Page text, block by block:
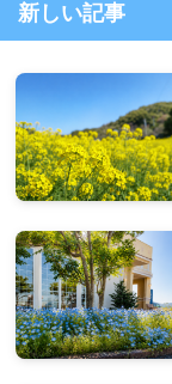
新しい記事